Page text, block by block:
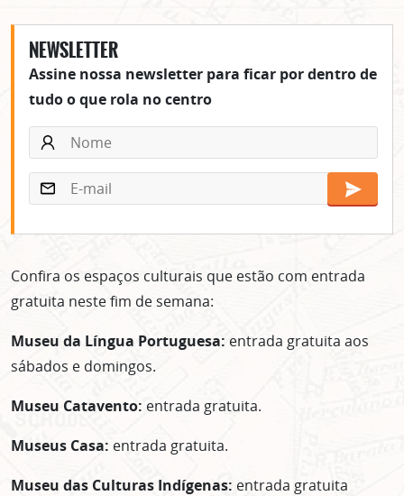
NEWSLETTER
Assine nossa newsletter para ficar por dentro de
tudo o que rola no centro
Confira os espaços culturais que estão com entrada
gratuita neste fim de semana:
Museu da Língua Portuguesa: entrada gratuita aos
sábados e domingos.
Museu Catavento: entrada gratuita.
Museus Casa: entrada gratuita.
Museu das Culturas Indígenas: entrada gratuita